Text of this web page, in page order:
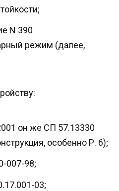
N 390
режим (далее,
он же СП 57.13330
особенно Р. 6);
007-98;
03;